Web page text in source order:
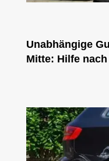
Unabhängige
Mitte: Hilfe